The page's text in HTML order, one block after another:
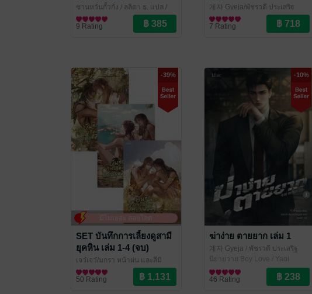
ซานหวั่นกั้วกั่ง / ลลิตา ธ. แปล /
Lilac Novel
นิยายวาย Boy Love / Yaoi
9 Rating
계자 Gyeja/พัชรวดี ประเสริฐ
ไพบูลย์ แปล
/ Lilac Novel
นิยายวาย Boy Love / Yaoi
7 Rating
-39%
SET บันทึกการเลี้ยงดูสามี
ยุคหิน เล่ม 1-4 (จบ)
เจว๋เจว๋/มกรา หน้าฝน และลีมิ
นเบีย/ Lilac Novel
นิยายวาย Boy Love / Yaoi
50 Rating
-10%
ฆ่าง่าย ตายยาก เล่ม 1
계자 Gyeja / พัชรวดี ประเสริฐ
ไพบูลย์ แปล
/ Lilac Novel
นิยายวาย Boy Love / Yaoi
46 Rating